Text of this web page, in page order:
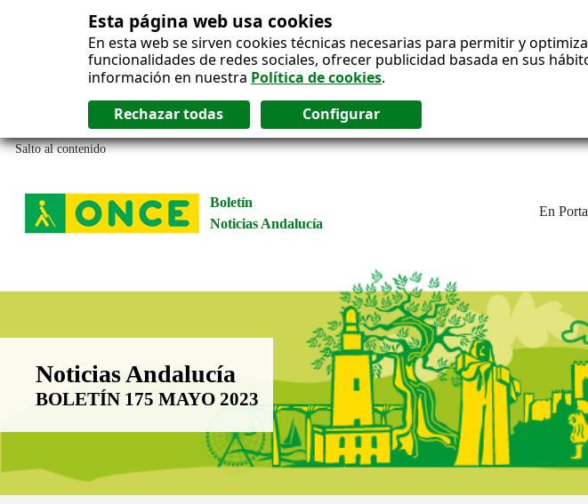
Esta página web usa cookies
En esta web se sirven cookies técnicas necesarias para permitir y
funcionalidades de redes sociales, ofrecer publicidad basada en sus
información en nuestra Política de cookies.
Salto al contenido
Boletín
Noticias Andalucía
En
Boletín Noticias Andalucía
Noticias Andalucía
BOLETÍN 175 MAYO 2023